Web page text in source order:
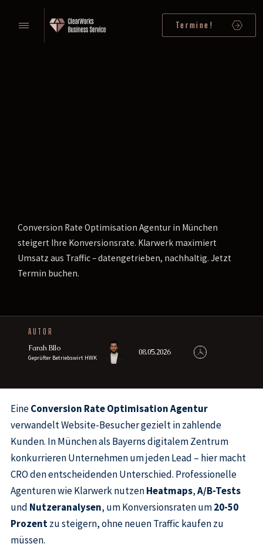
Termine!
Conversion Rate Optimisation Agentur in München
steigert Ihre Konversionsrate. Klarwerk maximiert
Umsatz aus Traffic – datengetrieben, nachhaltig. Jetzt
Termin buchen.
AUTOR
Farah Bllo
Geprüfter Betriebswirt HWK
08.05.2026
EineConversion Rate Optimisation Agentur
verwandelt Website-Besucher gezielt in zahlende
Kunden. In München als Bayerns digitalem Zentrum
konkurrieren Unternehmen um jeden Lead – hier macht
CRO den entscheidenden Unterschied. Professionelle
Agenturen wie Klarwerk nutzenHeatmaps,A/B-Tests
und Nutzeranalysen, um Konversionsraten um20-50
Prozentzu steigern, ohne neuen Traffic kaufen zu
müssen.